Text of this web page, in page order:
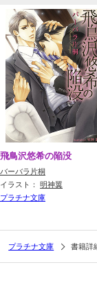
飛鳥沢悠希の陥没
バーバラ片桐
イラスト： 明神翼
プラチナ文庫
プラチナ文庫 書籍詳